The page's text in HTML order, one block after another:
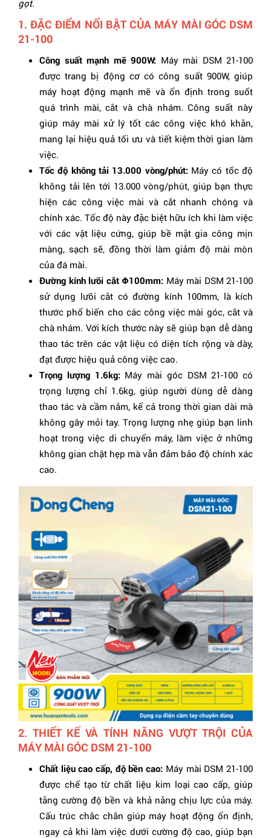
gọt.
1. ĐẶC ĐIỂM NỔI BẬT CỦA MÁY MÀI GÓC DSM
21-100
Công suất mạnh mẽ 900W: Máy mài DSM 21-100
được trang bị động cơ có công suất 900W, giúp
máy hoạt động mạnh mẽ và ổn định trong suốt
quá trình mài, cắt và chà nhám. Công suất này
giúp máy mài xử lý tốt các công việc khó khăn,
mang lại hiệu quả tối ưu và tiết kiệm thời gian làm
việc.
Tốc độ không tải 13.000 vòng/phút:Máy có tốc độ
không tải lên tới 13.000 vòng/phút, giúp bạn thực
hiện các công việc mài và cắt nhanh chóng và
chính xác. Tốc độ này đặc biệt hữu ích khi làm việc
với các vật liệu cứng, giúp bề mặt gia công mịn
màng, sạch sẽ, đồng thời làm giảm độ mài mòn
của đá mài.
Đường kính lưỡi cắt Φ100mm: Máy mài DSM 21-100
sử dụng lưỡi cắt có đường kính 100mm, là kích
thước phổ biến cho các công việc mài góc, cắt và
chà nhám. Với kích thước này sẽ giúp bạn dễ dàng
thao tác trên các vật liệu có diện tích rộng và dày,
đạt được hiệu quả công việc cao.
Trọng lượng 1.6kg:Máy mài góc DSM 21-100 có
trọng lượng chỉ 1.6kg, giúp người dùng dễ dàng
thao tác và cầm nắm, kể cả trong thời gian dài mà
không gây mỏi tay. Trọng lượng nhẹ giúp bạn linh
hoạt trong việc di chuyển máy, làm việc ở những
không gian chật hẹp mà vẫn đảm bảo độ chính xác
cao.
2. THIẾT KẾ VÀ TÍNH NĂNG VƯỢT TRỘI CỦA
MÁY MÀI GÓC DSM 21-100
Chất liệu cao cấp, độ bền cao: Máy mài DSM 21-100
được chế tạo từ chất liệu kim loại cao cấp, giúp
tăng cường độ bền và khả năng chịu lực của máy.
Cấu trúc chắc chắn giúp máy hoạt động ổn định,
ngay cả khi làm việc dưới cường độ cao, giúp bạn